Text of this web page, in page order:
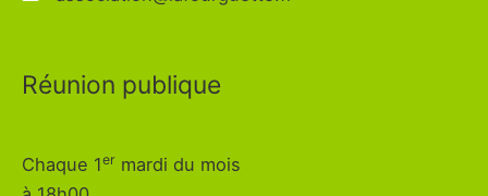
Réunion publique
Chaque 1er mardi du mois